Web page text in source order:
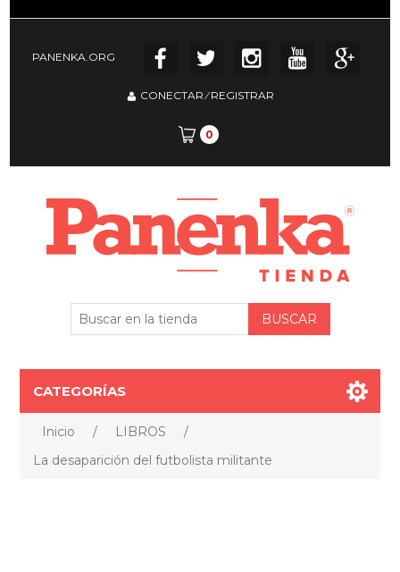
PANENKA.ORG
CONECTAR⁄REGISTRAR
0
CATEGORÍAS
Inicio / LIBROS
/
La desaparición del futbolista militante